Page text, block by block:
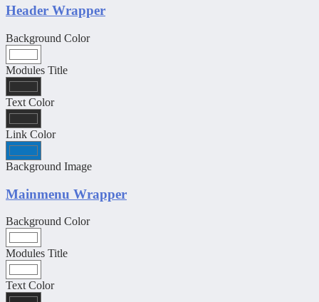
Header Wrapper
Background Color
Modules Title
Text Color
Link Color
Background Image
Mainmenu Wrapper
Background Color
Modules Title
Text Color